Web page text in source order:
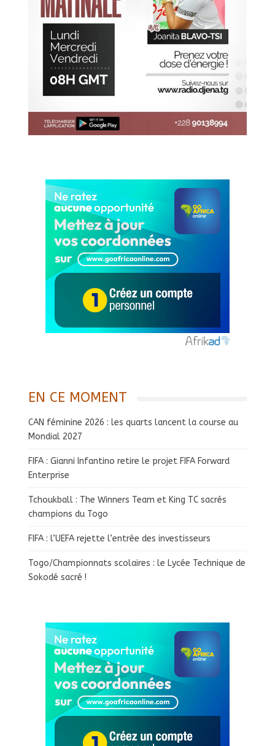
EN CE MOMENT
CAN féminine 2026 : les quarts lancent la course au
Mondial 2027
FIFA : Gianni Infantino retire le projet FIFA Forward
Enterprise
Tchoukball : The Winners Team et King TC sacrés
champions du Togo
FIFA : l’UEFA rejette l’entrée des investisseurs
Togo/Championnats scolaires : le Lycée Technique de
Sokodé sacré !